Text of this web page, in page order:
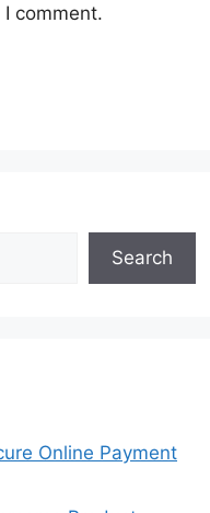
comment.
Search
Online Payment